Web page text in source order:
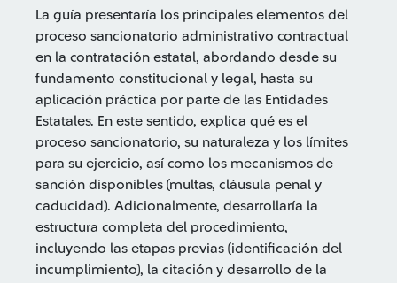
La guía presentaría los principales elementos del
proceso sancionatorio administrativo contractual
en la contratación estatal, abordando desde su
fundamento constitucional y legal, hasta su
aplicación práctica por parte de las Entidades
Estatales. En este sentido, explica qué es el
proceso sancionatorio, su naturaleza y los límites
para su ejercicio, así como los mecanismos de
sanción disponibles (multas, cláusula penal y
caducidad). Adicionalmente, desarrollaría la
estructura completa del procedimiento,
incluyendo las etapas previas (identificación del
incumplimiento), la citación y desarrollo de la